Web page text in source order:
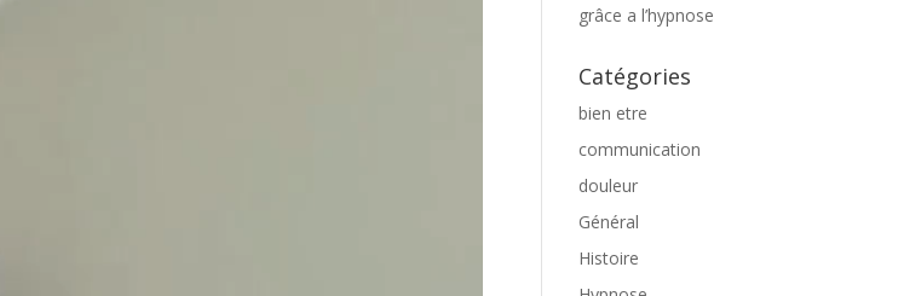
grâce a l’hypnose
Catégories
bien etre
communication
douleur
Général
Histoire